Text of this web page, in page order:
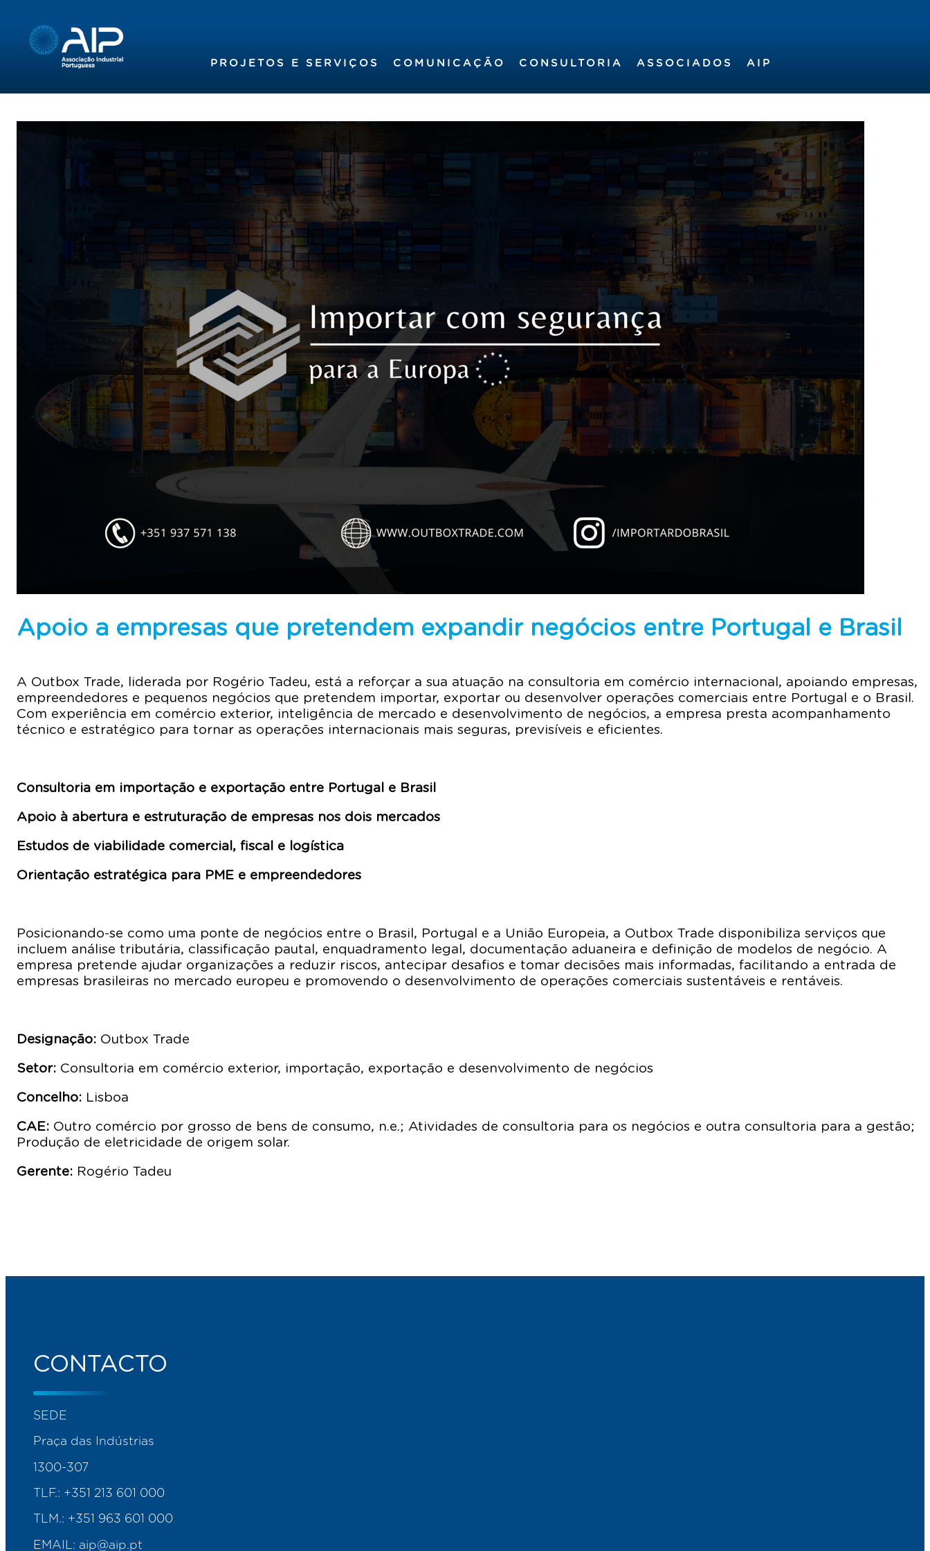
PROJETOS E SERVIÇOS COMUNICAÇÃO CONSULTORIA ASSOCIADOS AIP
Apoio a empresas que pretendem expandir negócios entre Portugal e Brasil
A Outbox Trade, liderada por Rogério Tadeu, está a reforçar a sua atuação na consultoria em comércio internacional, apoiando empresas,
empreendedores e pequenos negócios que pretendem importar, exportar ou desenvolver operações comerciais entre Portugal e o Brasil.
Com experiência em comércio exterior, inteligência de mercado e desenvolvimento de negócios, a empresa presta acompanhamento
técnico e estratégico para tornar as operações internacionais mais seguras, previsíveis e eficientes.
Consultoria em importação e exportação entre Portugal e Brasil
Apoio à abertura e estruturação de empresas nos dois mercados
Estudos de viabilidade comercial, fiscal e logística
Orientação estratégica para PME e empreendedores
Posicionando-se como uma ponte de negócios entre o Brasil, Portugal e a União Europeia, a Outbox Trade disponibiliza serviços que
incluem análise tributária, classificação pautal, enquadramento legal, documentação aduaneira e definição de modelos de negócio. A
empresa pretende ajudar organizações a reduzir riscos, antecipar desafios e tomar decisões mais informadas, facilitando a entrada de
empresas brasileiras no mercado europeu e promovendo o desenvolvimento de operações comerciais sustentáveis e rentáveis.
Designação: Outbox Trade
Setor: Consultoria em comércio exterior, importação, exportação e desenvolvimento de negócios
Concelho: Lisboa
CAE: Outro comércio por grosso de bens de consumo, n.e.; Atividades de consultoria para os negócios e outra consultoria para a gestão;
Produção de eletricidade de origem solar.
Gerente: Rogério Tadeu
CONTACTO
SEDE
Praça das Indústrias
1300-307
TLF.: +351 213 601 000
TLM.: +351 963 601 000
EMAIL: aip@aip.pt